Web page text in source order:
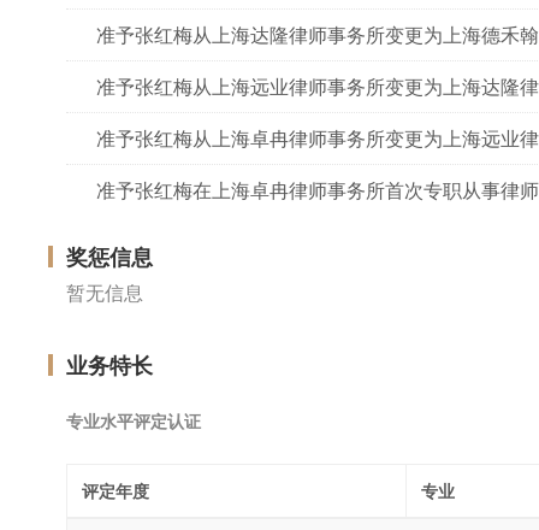
准予张红梅从上海达隆律师事务所变更为上海德禾
准予张红梅从上海远业律师事务所变更为上海达隆
准予张红梅从上海卓冉律师事务所变更为上海远业
准予张红梅在上海卓冉律师事务所首次专职从事律
奖惩信息
暂无信息
业务特长
专业水平评定认证
评定年度 专业